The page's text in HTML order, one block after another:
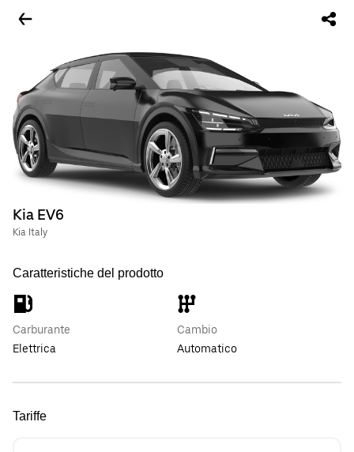
Kia EV6
Kia Italy
Caratteristiche del prodotto
Carburante
Elettrica
Cambio
Automatico
Tariffe